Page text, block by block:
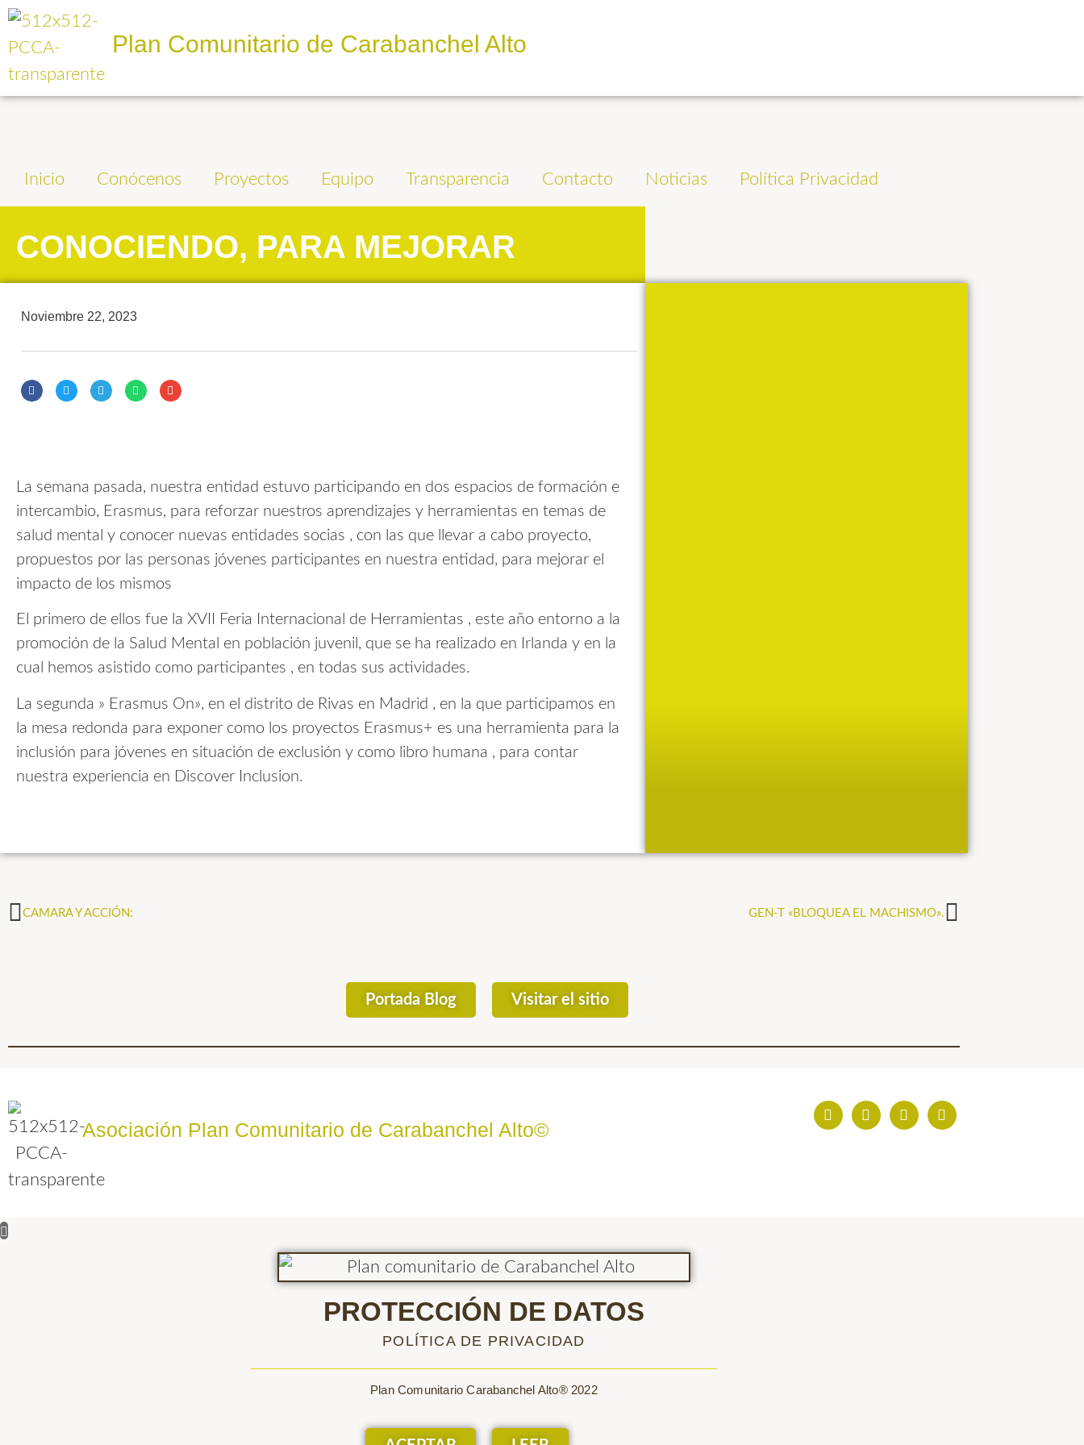
Plan Comunitario de Carabanchel Alto
Inicio Conócenos Proyectos Equipo Transparencia Contacto Noticias Política Privacidad
CONOCIENDO, PARA MEJORAR
Noviembre 22, 2023
La semana pasada, nuestra entidad estuvo participando en dos espacios de formación e
intercambio, Erasmus, para reforzar nuestros aprendizajes y herramientas en temas de
salud mental y conocer nuevas entidades socias , con las que llevar a cabo proyecto,
propuestos por las personas jóvenes participantes en nuestra entidad, para mejorar el
impacto de los mismos
El primero de ellos fue la XVII Feria Internacional de Herramientas , este año entorno a la
promoción de la Salud Mental en población juvenil, que se ha realizado en Irlanda y en la
cual hemos asistido como participantes , en todas sus actividades.
La segunda » Erasmus On», en el distrito de Rivas en Madrid , en la que participamos en
la mesa redonda para exponer como los proyectos Erasmus+ es una herramienta para la
inclusión para jóvenes en situación de exclusión y como libro humana , para contar
nuestra experiencia en Discover Inclusion.
CAMARA Y ACCIÓN: GEN-T «BLOQUEA EL MACHISMO».
Portada Blog Visitar el sitio
Asociación Plan Comunitario de Carabanchel Alto©
PROTECCIÓN DE DATOS
POLÍTICA DE PRIVACIDAD
Plan Comunitario Carabanchel Alto® 2022